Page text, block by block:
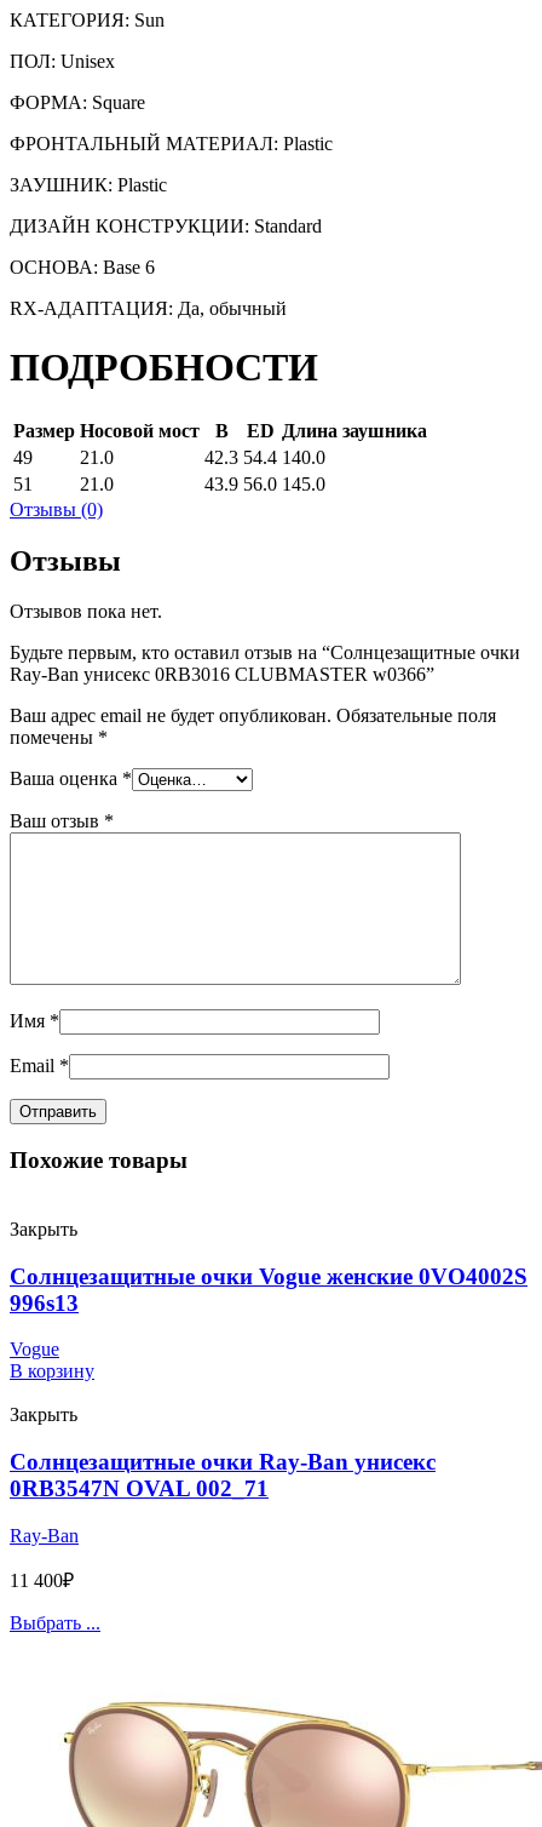
КАТЕГОРИЯ: Sun
ПОЛ: Unisex
ФОРМА: Square
ФРОНТАЛЬНЫЙ МАТЕРИАЛ: Plastic
ЗАУШНИК: Plastic
ДИЗАЙН КОНСТРУКЦИИ: Standard
ОСНОВА: Base 6
RX-АДАПТАЦИЯ: Да, обычный
ПОДРОБНОСТИ
Размер Носовой мост B ED Длина заушника
49
21.0 42.3 54.4 140.0
51
21.0 43.9 56.0 145.0
Отзывы (0)
Отзывы
Отзывов пока нет.
Будьте первым, кто оставил отзыв на “Солнцезащитные очки
Ray-Ban унисекс 0RB3016 CLUBMASTER w0366”
Ваш адрес email не будет опубликован. Обязательные поля
помечены *
Ваша оценка *
Ваш отзыв *
Имя *
Email *
Похожие товары
Закрыть
Солнцезащитные очки Vogue женские 0VO4002S
996s13
Vogue
В корзину
Закрыть
Солнцезащитные очки Ray-Ban унисекс
0RB3547N OVAL 002_71
Ray-Ban
11 400₽
Выбрать ...